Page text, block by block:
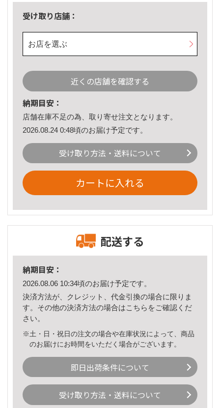
受け取り店舗：
お店を選ぶ
近くの店舗を確認する
納期目安：
店舗在庫不足の為、取り寄せ注文となります。
2026.08.24 0:48頃のお届け予定です。
受け取り方法・送料について
カートに入れる
配送する
納期目安：
2026.08.06 10:34頃のお届け予定です。
決済方法が、クレジット、代金引換の場合に限りま
す。その他の決済方法の場合はこちら をご確認くだ
さい。
※土・日・祝日の注文の場合や在庫状況によって、商品
のお届けにお時間をいただく場合がございます。
即日出荷条件について
受け取り方法・送料について